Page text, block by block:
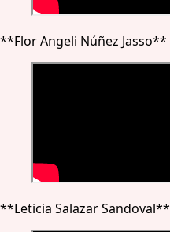
**Flor Angeli Núñez Jasso**
**Leticia Salazar Sandoval**